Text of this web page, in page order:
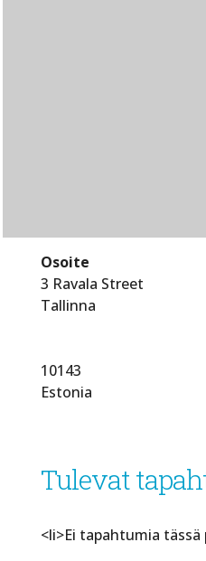
Osoite
3 Ravala Street
Tallinna
10143
Estonia
Tulevat
<li>Ei tapahtumia tässä